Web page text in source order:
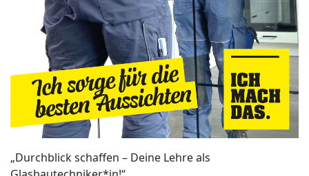
„Durchblick schaffen – Deine Lehre als